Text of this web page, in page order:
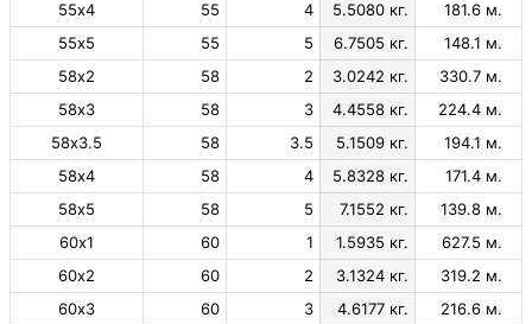
55х4
55 4 5.5080 кг.
181.6 м.
55х5
55 5 6.7505 кг.
148.1 м.
58х2
58 2 3.0242 кг.
330.7 м.
58х3
58 3 4.4558 кг.
224.4 м.
58х3.5
58 3.5 5.1509 кг.
194.1 м.
58х4
58 4 5.8328 кг.
171.4 м.
58х5
58 5 7.1552 кг.
139.8 м.
60х1
60 1 1.5935 кг.
627.5 м.
60х2
60 2 3.1324 кг.
319.2 м.
60х3
60 3 4.6177 кг.
216.6 м.